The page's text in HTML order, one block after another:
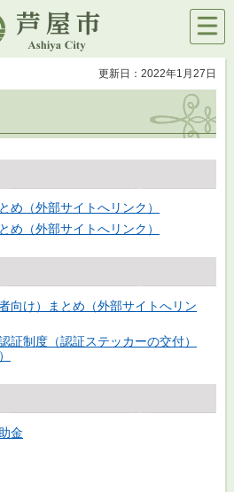
メニ
ュー
更新日：2022年1月27日
め（外部サイトへリンク）
め（外部サイトへリンク）
向け）まとめ（外部サイトへリン
証制度（認証ステッカーの交付）
金